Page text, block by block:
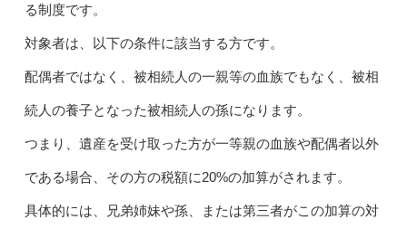
る制度です。
対象者は、以下の条件に該当する方です。
配偶者ではなく、被相続人の一親等の血族でもなく、被相
続人の養子となった被相続人の孫になります。
つまり、遺産を受け取った方が一等親の血族や配偶者以外
である場合、その方の税額に20%の加算がされます。
具体的には、兄弟姉妹や孫、または第三者がこの加算の対